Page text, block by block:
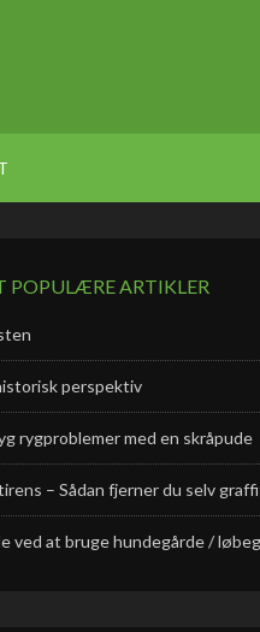
POPULÆRE ARTIKLER
perspektiv
rygproblemer med en skråpude
– Sådan fjerner du selv
ved at bruge hundegårde /